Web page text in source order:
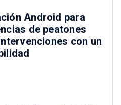
Android para
de peatones
con un